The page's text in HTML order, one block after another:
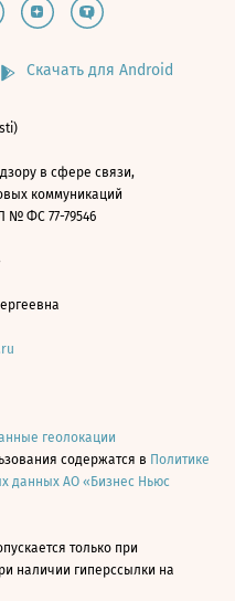
Скачать для Android
в сфере связи,
коммуникаций
№ ФС 77-79546
геолокации
содержатся в Политике
данных АО «Бизнес Ньюс
только при
наличии гиперссылки на